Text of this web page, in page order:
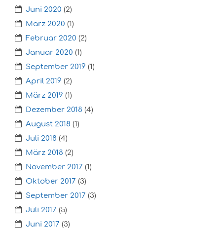
Juni 2020 (2)
März 2020 (1)
Februar 2020 (2)
Januar 2020 (1)
September 2019 (1)
April 2019 (2)
März 2019 (1)
Dezember 2018 (4)
August 2018 (1)
Juli 2018 (4)
März 2018 (2)
November 2017 (1)
Oktober 2017 (3)
September 2017 (3)
Juli 2017 (5)
Juni 2017 (3)